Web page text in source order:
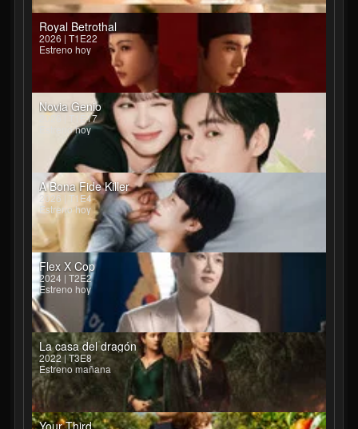
Royal Betrothal
2026 | T1E22
Estreno hoy
Novia Genio
2026 | T1E17
Estreno hoy
A Bona Fide Killer
2026 | T1E4
Estreno hoy
Flex X Cop
2024 | T2E2
Estreno hoy
La casa del dragón
2022 | T3E8
Estreno mañana